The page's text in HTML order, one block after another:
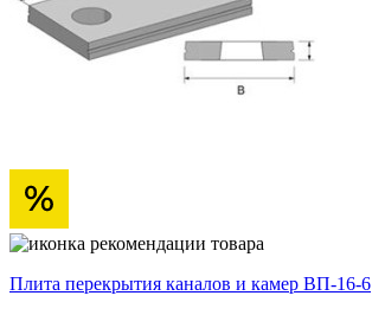
Плита перекрытия каналов и камер ВП-16-6